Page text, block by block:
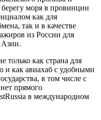
моря в провинции
как для
так и в качестве
из России для
только как страна для
и как авиахаб с удобными
в том числе с
прямого
в международном